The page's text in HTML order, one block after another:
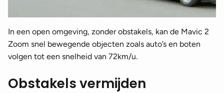
In een open omgeving, zonder obstakels, kan de Mavic 2
Zoom snel bewegende objecten zoals auto’s en boten
volgen tot een snelheid van 72km/u.
Obstakels vermijden